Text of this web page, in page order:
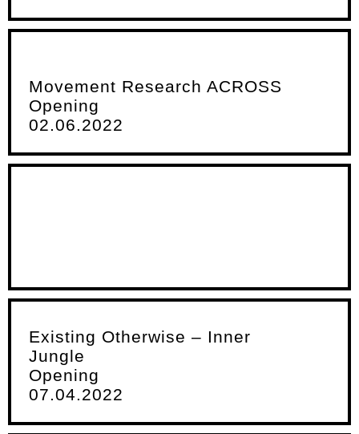
Movement Research ACROSS
Opening
02.06.2022
Existing Otherwise – Inner
Jungle
Opening
07.04.2022